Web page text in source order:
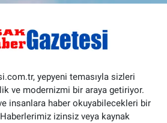
yepyeni temasıyla sizleri
ve modernizmi bir araya getiriyor.
insanlara haber okuyabilecekleri bir
izinsiz veya kaynak